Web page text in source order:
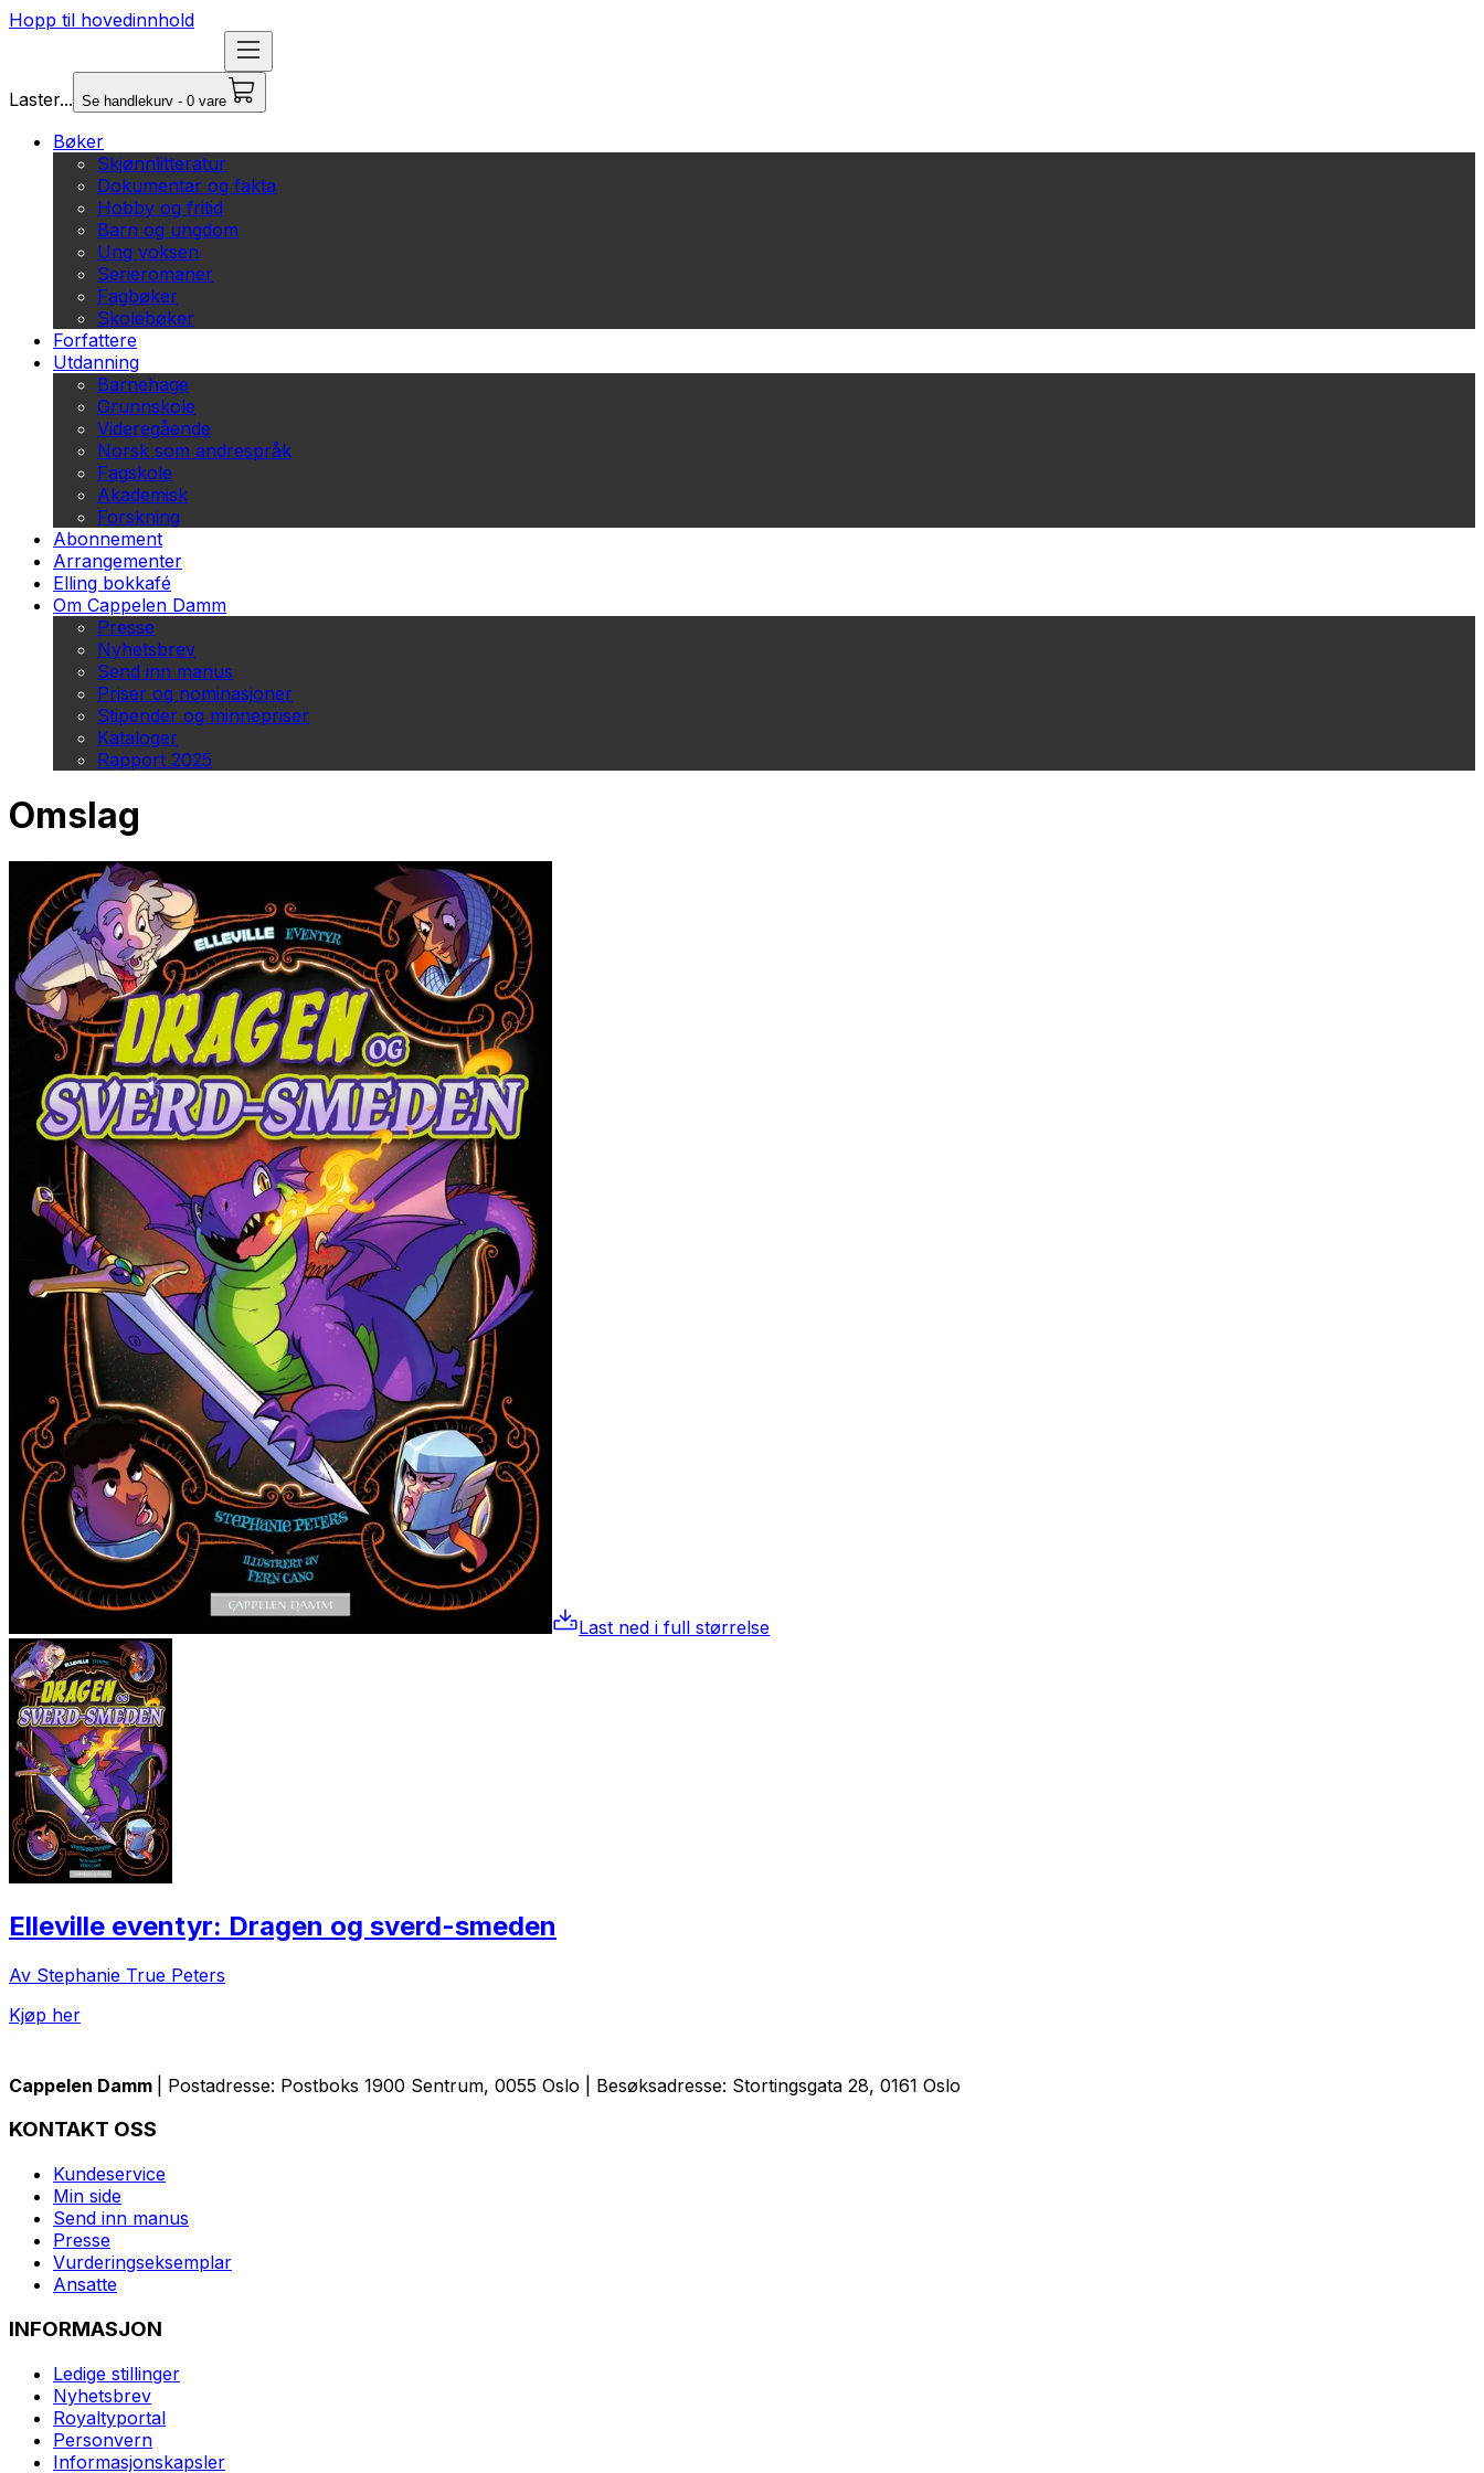
Hopp til hovedinnhold
Laster... Se handlekurv - 0 vare
Bøker
Skjønnlitteratur
Dokumentar og fakta
Hobby og fritid
Barn og ungdom
Ung voksen
Serieromaner
Fagbøker
Skolebøker
Forfattere
Utdanning
Barnehage
Grunnskole
Videregående
Norsk som andrespråk
Fagskole
Akademisk
Forskning
Abonnement
Arrangementer
Elling bokkafé
Om Cappelen Damm
Presse
Nyhetsbrev
Send inn manus
Priser og nominasjoner
Stipender og minnepriser
Kataloger
Rapport 2025
Omslag
Last ned i full størrelse
Elleville eventyr: Dragen og sverd-smeden
Av Stephanie True Peters
Kjøp her
Cappelen Damm | Postadresse: Postboks 1900 Sentrum, 0055 Oslo | Besøksadresse: Stortingsgata 28, 0161 Oslo
KONTAKT OSS
Kundeservice
Min side
Send inn manus
Presse
Vurderingseksemplar
Ansatte
INFORMASJON
Ledige stillinger
Nyhetsbrev
Royaltyportal
Personvern
Informasjonskapsler